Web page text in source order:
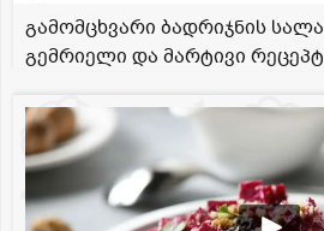
გამომცხვარი ბადრიჯნის
გემრიელი და მარტივი